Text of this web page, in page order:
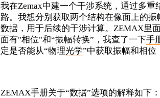
我在Zemax中建一个干涉系统 ，通过多重
路。我想分别获取两个结构在像面上的振
数据，用于后续的干涉计算。ZEMAX里
面有"相位"和“振幅转换”，我查了一下手
定是否能从“物理光学”中获取振幅和相位
ZEMAX手册关于“数据”选项的解释如下：